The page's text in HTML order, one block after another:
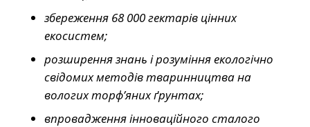
збереження 68 000 гектарів цінних
екосистем;
розширення знань і розуміння екологічно
свідомих методів тваринництва на
вологих торф’яних ґрунтах;
впровадження інноваційного сталого